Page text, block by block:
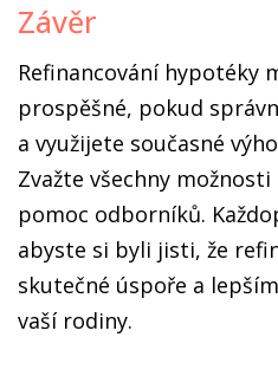
Závěr
Refinancování hypotéky
prospěšné, pokud
a využijete současné
Zvažte všechny
pomoc odborníků.
abyste si byli jisti, že
skutečné úspoře a
vaší rodiny.